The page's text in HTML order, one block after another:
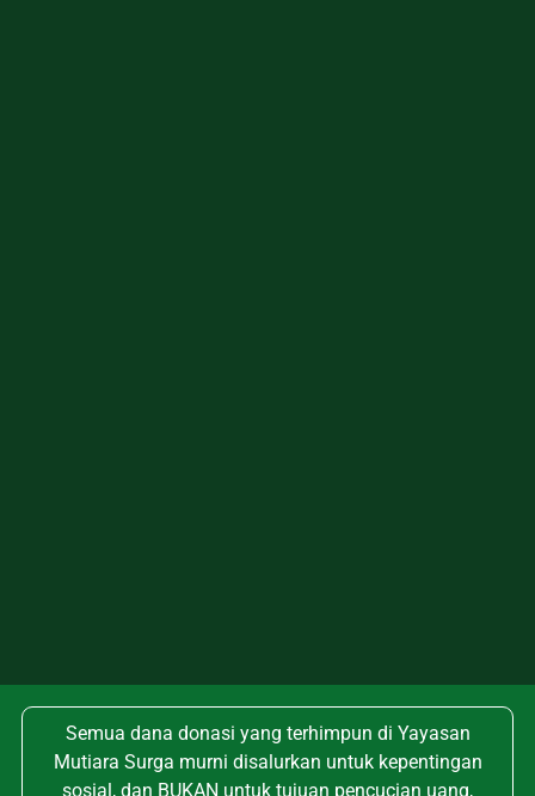
Semua dana donasi yang terhimpun di Yayasan
Mutiara Surga murni disalurkan untuk kepentingan
sosial, dan BUKAN untuk tujuan pencucian uang,